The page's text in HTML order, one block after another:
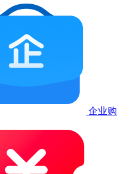
企业购